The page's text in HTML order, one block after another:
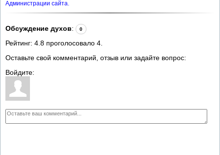
Администрации сайта.
Обсуждение духов: 0
Рейтинг: 4.8 проголосовало 4.
Оставьте свой комментарий, отзыв или задайте вопрос:
Войдите: